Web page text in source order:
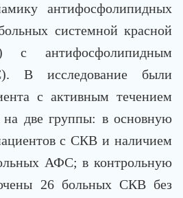
антифосфолипидных
системной красной
с антифосфолипидным
В исследование были
с активным течением
две группы: в основную
с СКВ и наличием
АФС; в контрольную
26 больных СКВ без